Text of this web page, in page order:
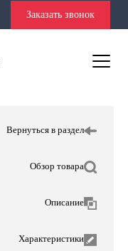
Заказать звонок
Вернуться в раздел
Обзор товара
Описание
Характеристики